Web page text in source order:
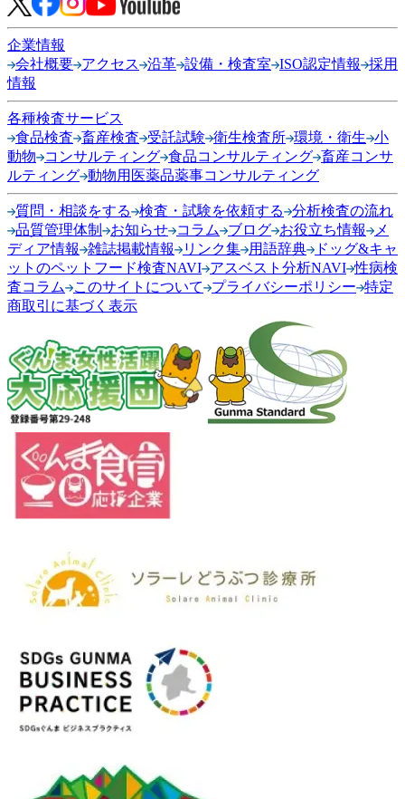
企業情報
会社概要 アクセス 沿革 設備・検査室 ISO認定情報
採用
情報
各種検査サービス
食品検査 畜産検査 受託試験 衛生検査所 環境・衛生 小
動物
コンサルティング 食品コンサルティング 畜産コンサ
ルティング 動物用医薬品薬事コンサルティング
質問・相談をする 検査・試験を依頼する
分析検査の流れ
品質管理体制
お知らせ コラム ブログ お役立ち情報
メ
ディア情報
雑誌掲載情報 リンク集 用語辞典
ドッグ&キャ
ットのペットフード検査NAVI アスベスト分析NAVI 性病検
査コラム
このサイトについて プライバシーポリシー 特定
商取引に基づく表示